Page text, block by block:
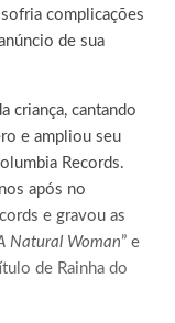
complicações
de sua
criança, cantando
e ampliou seu
Records.
após no
e gravou as
Natural Woman” e
de Rainha do